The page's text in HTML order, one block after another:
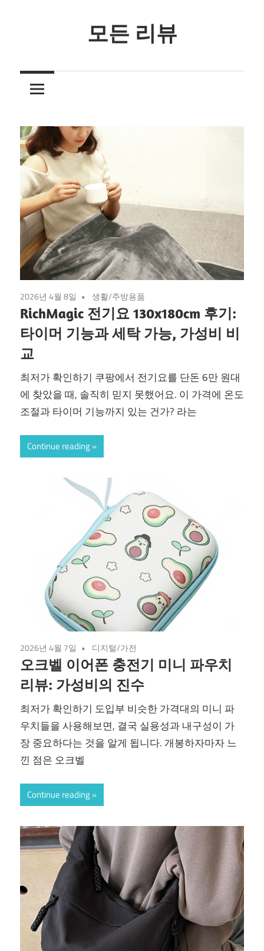
모든 리뷰
줄
리
뷰
2026년 4월 8일 생활/주방용품
RichMagic 전기요 130x180cm 후기:
타이머 기능과 세탁 가능, 가성비 비
교
최저가 확인하기 쿠팡에서 전기요를 단돈 6만 원대
에 찾았을 때, 솔직히 믿지 못했어요. 이 가격에 온도
조절과 타이머 기능까지 있는 건가? 라는
Continue reading
2026년 4월 7일 디지털/가전
오크벨 이어폰 충전기 미니 파우치
리뷰: 가성비의 진수
최저가 확인하기 도입부 비슷한 가격대의 미니 파
우치들을 사용해보면, 결국 실용성과 내구성이 가
장 중요하다는 것을 알게 됩니다. 개봉하자마자 느
낀 점은 오크벨
Continue reading